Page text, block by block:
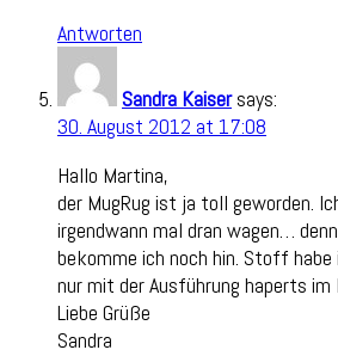
Antworten
Sandra Kaiser says:
30. August 2012 at 17:08
Hallo Martina,
der MugRug ist ja toll geworden.
irgendwann mal dran wagen…
bekomme ich noch hin. Stoff habe
nur mit der Ausführung haperts im
Liebe Grüße
Sandra